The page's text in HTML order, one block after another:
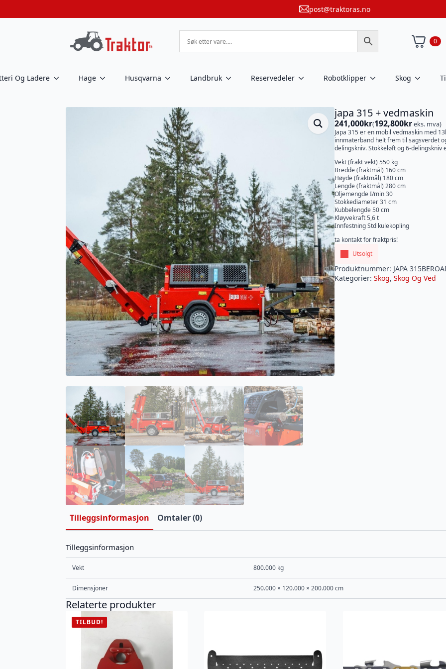
post@traktoras.no
0
Og Ladere Hage Husqvarna Landbruk Reservedeler Robotklipper Skog
japa 315 + vedmaskin
241,000kr(192,800kreks. mva)
Japa 315 er en mobil vedmaskin med
innmaterband helt frem til sagsverdet
delingskniv. Stokkeløft og 6-
Vekt (frakt vekt) 550 kg
Bredde (fraktmål) 160 cm
Høyde (fraktmål) 180 cm
Lengde (fraktmål) 280 cm
Oljemengde I/min 30
Stokkediameter 31 cm
Kubbelengde 50 cm
Kløyvekraft 5,6 t
Innfestning Std kulekopling
ta kontakt for fraktpris!
Utsolgt
Produktnummer: JAPA
Kategorier: Skog, Skog Og Ved
Tilleggsinformasjon Omtaler (0)
Tilleggsinformasjon
Vekt 800.000 kg
Dimensjoner 250.000 × 120.000 × 200.000 cm
Relaterte produkter
TILBUD!